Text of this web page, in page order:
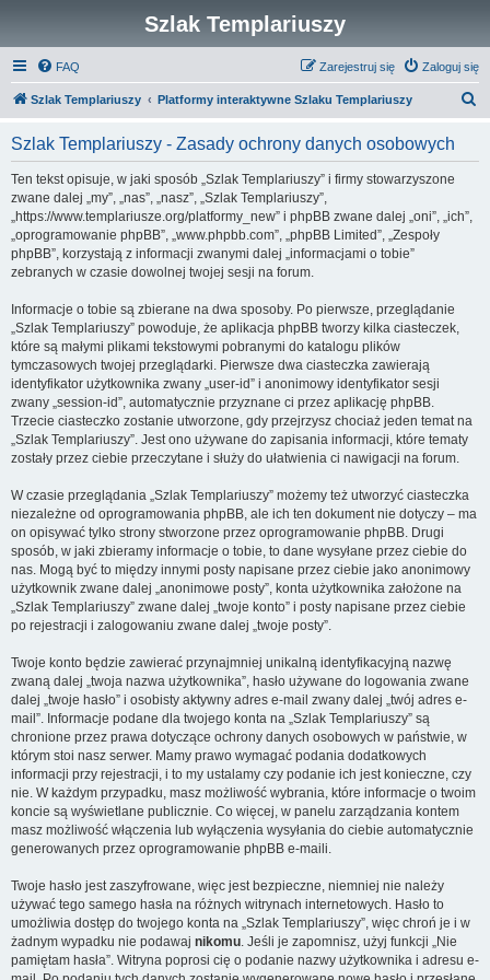
Szlak Templariuszy
FAQ Zaloguj się
Zarejestruj się
Szlak Templariuszy Platformy interaktywne Szlaku Templariuszy
Szlak Templariuszy - Zasady ochrony danych osobowych
Ten tekst opisuje, w jaki sposób „Szlak Templariuszy” i firmy stowarzyszone
zwane dalej „my”, „nas”, „nasz”, „Szlak Templariuszy”,
„https://www.templariusze.org/platformy_new” i phpBB zwane dalej „oni”, „ich”,
„oprogramowanie phpBB”, „www.phpbb.com”, „phpBB Limited”, „Zespoły
phpBB”, korzystają z informacji zwanymi dalej „informacjami o tobie”
zebranych w czasie dowolnej twojej sesji na forum.
Informacje o tobie są zbierane na dwa sposoby. Po pierwsze, przeglądanie
„Szlak Templariuszy” powoduje, że aplikacja phpBB tworzy kilka ciasteczek,
które są małymi plikami tekstowymi pobranymi do katalogu plików
tymczasowych twojej przeglądarki. Pierwsze dwa ciasteczka zawierają
identyfikator użytkownika zwany „user-id” i anonimowy identyfikator sesji
zwany „session-id”, automatycznie przyznane ci przez aplikację phpBB.
Trzecie ciasteczko zostanie utworzone, gdy przejrzysz chociaż jeden temat na
„Szlak Templariuszy”. Jest ono używane do zapisania informacji, które tematy
zostały przez ciebie przeczytane i służy do ułatwienia ci nawigacji na forum.
W czasie przeglądania „Szlak Templariuszy” możemy też utworzyć ciasteczka
niezależne od oprogramowania phpBB, ale ich ten dokument nie dotyczy – ma
on opisywać tylko strony stworzone przez oprogramowanie phpBB. Drugi
sposób, w jaki zbieramy informacje o tobie, to dane wysyłane przez ciebie do
nas. Mogą być to między innymi posty napisane przez ciebie jako anonimowy
użytkownik zwane dalej „anonimowe posty”, konta użytkownika założone na
„Szlak Templariuszy” zwane dalej „twoje konto” i posty napisane przez ciebie
po rejestracji i zalogowaniu zwane dalej „twoje posty”.
Twoje konto będzie zawierać przynajmniej unikalną identyfikacyjną nazwę
zwaną dalej „twoja nazwa użytkownika”, hasło używane do logowania zwane
dalej „twoje hasło” i osobisty aktywny adres e-mail zwany dalej „twój adres e-
mail”. Informacje podane dla twojego konta na „Szlak Templariuszy” są
chronione przez prawa dotyczące ochrony danych osobowych w państwie, w
którym stoi nasz serwer. Mamy prawo wymagać podania dodatkowych
informacji przy rejestracji, i to my ustalamy czy podanie ich jest konieczne, czy
nie. W każdym przypadku, masz możliwość wybrania, które informacje o twoim
koncie są wyświetlane publicznie. Co więcej, w panelu zarządzania kontem
masz możliwość włączenia lub wyłączenia wysyłania do ciebie automatycznie
generowanych przez oprogramowanie phpBB e-maili.
Twoje hasło jest zaszyfrowane, więc jest bezpieczne, niemniej nie należy
używać tego samego hasła na różnych witrynach internetowych. Hasło to
umożliwia dostęp do twojego konta na „Szlak Templariuszy”, więc chroń je i w
żadnym wypadku nie podawaj nikomu. Jeśli je zapomnisz, użyj funkcji „Nie
pamiętam hasła”. Witryna poprosi cię o podanie nazwy użytkownika i adresu e-